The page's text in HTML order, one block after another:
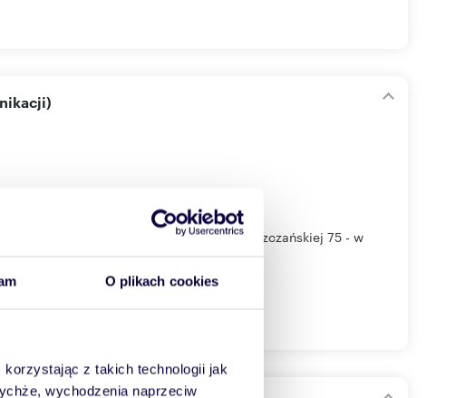
O plikach cookies
korzystając z takich technologii jak
wychodzenia naprzeciw
mieszkanie zlokalizowane przy ulicy Bluszczańskiej 75 - w